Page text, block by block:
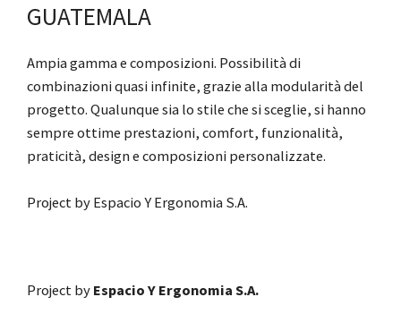
GUATEMALA
Ampia gamma e composizioni. Possibilità di
combinazioni quasi infinite, grazie alla modularità del
progetto. Qualunque sia lo stile che si sceglie, si hanno
sempre ottime prestazioni, comfort, funzionalità,
praticità, design e composizioni personalizzate.
Project by Espacio Y Ergonomia S.A.
Project by Espacio Y Ergonomia S.A.